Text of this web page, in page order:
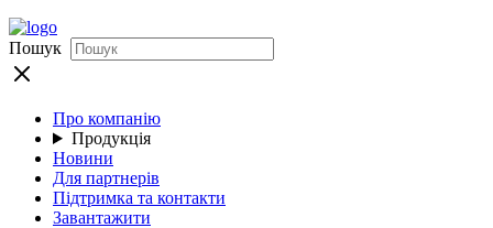
Пошук
Про компанію
Продукція
Новини
Для партнерів
Підтримка та контакти
Завантажити